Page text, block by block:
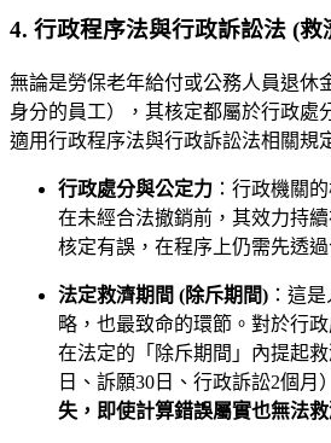
4. 行政程序法與行政訴訟法 (救
無論是勞保老年給付或公務人員退休
身分的員工），其核定都屬於行政處
適用行政程序法與行政訴訟法相關規
行政處分與公定力 ：行政機關
在未經合法撤銷前，其效力持
核定有誤，在程序上仍需先透
法定救濟期間 (除斥期間) ：這
略，也最致命的環節。對於行
在法定的「除斥期間」內提起
日、訴願30日、行政訴訟2個月
失，即使計算錯誤屬實也無法救